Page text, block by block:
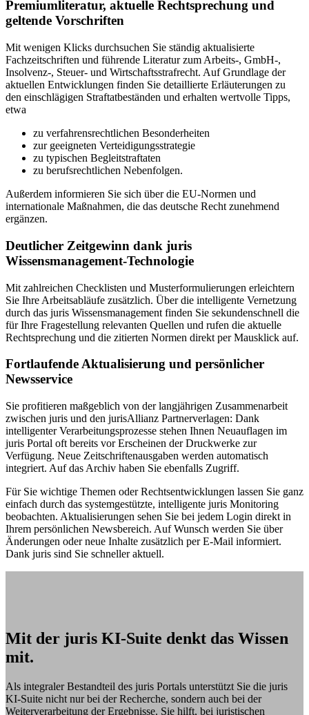
Premiumliteratur, aktuelle Rechtsprechung und
geltende Vorschriften
Mit wenigen Klicks durchsuchen Sie ständig aktualisierte
Fachzeitschriften und führende Literatur zum Arbeits-, GmbH-,
Insolvenz-, Steuer- und Wirtschaftsstrafrecht. Auf Grundlage der
aktuellen Entwicklungen finden Sie detaillierte Erläuterungen zu
den einschlägigen Straftatbeständen und erhalten wertvolle Tipps,
etwa
zu verfahrensrechtlichen Besonderheiten
zur geeigneten Verteidigungsstrategie
zu typischen Begleitstraftaten
zu berufsrechtlichen Nebenfolgen.
Außerdem informieren Sie sich über die EU-Normen und
internationale Maßnahmen, die das deutsche Recht zunehmend
ergänzen.
Deutlicher Zeitgewinn dank juris
Wissensmanagement-Technologie
Mit zahlreichen Checklisten und Musterformulierungen erleichtern
Sie Ihre Arbeitsabläufe zusätzlich. Über die intelligente Vernetzung
durch das juris Wissensmanagement finden Sie sekundenschnell die
für Ihre Fragestellung relevanten Quellen und rufen die aktuelle
Rechtsprechung und die zitierten Normen direkt per Mausklick auf.
Fortlaufende Aktualisierung und persönlicher
Newsservice
Sie profitieren maßgeblich von der langjährigen Zusammenarbeit
zwischen juris und den jurisAllianz Partnerverlagen: Dank
intelligenter Verarbeitungsprozesse stehen Ihnen Neuauflagen im
juris Portal oft bereits vor Erscheinen der Druckwerke zur
Verfügung. Neue Zeitschriftenausgaben werden automatisch
integriert. Auf das Archiv haben Sie ebenfalls Zugriff.
Für Sie wichtige Themen oder Rechtsentwicklungen lassen Sie ganz
einfach durch das systemgestützte, intelligente juris Monitoring
beobachten. Aktualisierungen sehen Sie bei jedem Login direkt in
Ihrem persönlichen Newsbereich. Auf Wunsch werden Sie über
Änderungen oder neue Inhalte zusätzlich per E-Mail informiert.
Dank juris sind Sie schneller aktuell.
Mit der juris KI-Suite denkt das Wissen
mit.
Als integraler Bestandteil des juris Portals unterstützt Sie die juris
KI-Suite nicht nur bei der Recherche, sondern auch bei der
Weiterverarbeitung der Ergebnisse. Sie hilft, bei juristischen